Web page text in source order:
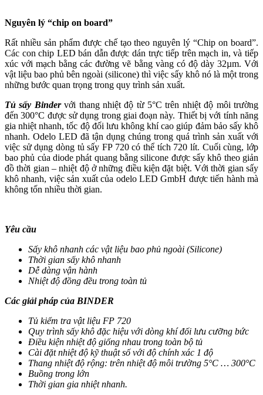
Nguyên lý “chip on board”
Rất nhiều sản phẩm được chế tạo theo nguyên lý “Chip on board”.
Các con chip LED bán dẫn được dán trực tiếp trên mạch in, và tiếp
xúc với mạch bằng các đường vẽ bằng vàng có độ dày 32µm. Với
vật liệu bao phủ bên ngoài (silicone) thì việc sấy khô nó là một trong
những bước quan trọng trong quy trình sản xuất.
Tủ sấy Bindervới thang nhiệt độ từ 5°C trên nhiệt độ môi trường
đến 300°C được sử dụng trong giai đoạn này. Thiết bị với tính năng
gia nhiệt nhanh, tốc độ đối lưu không khí cao giúp đảm bảo sấy khô
nhanh. Odelo LED đã tận dụng chúng trong quá trình sản xuất với
việc sử dụng dòng tủ sấy FP 720 có thể tích 720 lít. Cuối cùng, lớp
bao phủ của diode phát quang bằng silicone được sấy khô theo giản
đồ thời gian – nhiệt độ ở những điều kiện đặt biệt. Với thời gian sấy
khô nhanh, việc sản xuất của odelo LED GmbH được tiến hành mà
không tốn nhiều thời gian.
Yêu cầu
Sấy khô nhanh các vật liệu bao phủ ngoài (Silicone)
Thời gian sấy khô nhanh
Dễ dàng vận hành
Nhiệt độ đồng đều trong toàn tủ
Các giải pháp của BINDER
Tủ kiểm tra vật liệu FP 720
Quy trình sấy khô đặc hiệu với dòng khí đối lưu cưỡng bức
Điều kiện nhiệt độ giống nhau trong toàn bộ tủ
Cài đặt nhiệt độ kỹ thuật số với độ chính xác 1 độ
Thang nhiệt độ rộng: trên nhiệt độ môi trường 5°C … 300°C
Buồng trong lớn
Thời gian gia nhiệt nhanh.